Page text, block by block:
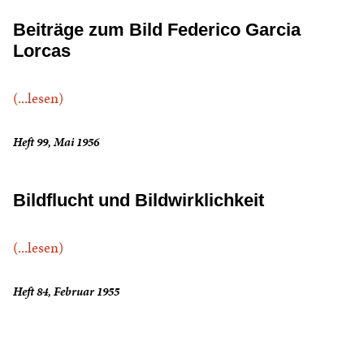
Beiträge zum Bild Federico Garcia
Lorcas
(...lesen)
Heft 99, Mai 1956
Bildflucht und Bildwirklichkeit
(...lesen)
Heft 84, Februar 1955